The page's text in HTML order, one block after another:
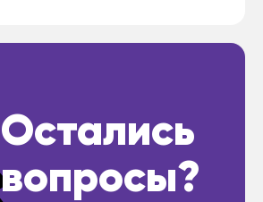
Остались
вопросы?